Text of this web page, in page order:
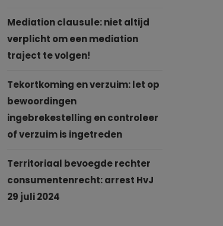
Mediation clausule: niet altijd
verplicht om een mediation
traject te volgen!
Tekortkoming en verzuim: let op
bewoordingen
ingebrekestelling en controleer
of verzuim is ingetreden
Territoriaal bevoegde rechter
consumentenrecht: arrest HvJ
29 juli 2024